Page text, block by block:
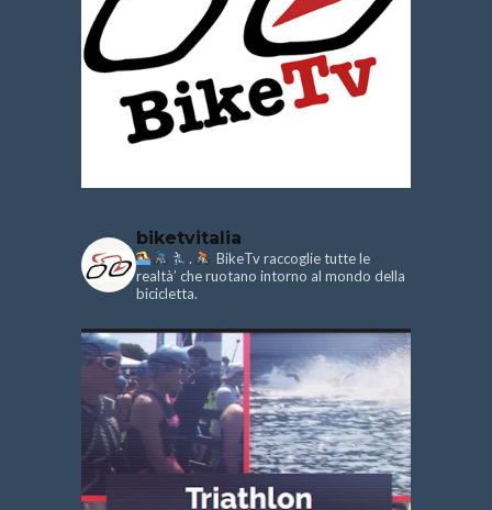
biketvitalia
.
BikeTv raccoglie tutte le
realtà’ che ruotano intorno al mondo della
bicicletta.